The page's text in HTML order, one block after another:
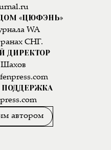
«ЦЮФЭНЬ»
WA
СНГ.
ДИРЕКТОР
Шахов
ПОДДЕРЖКА
автором